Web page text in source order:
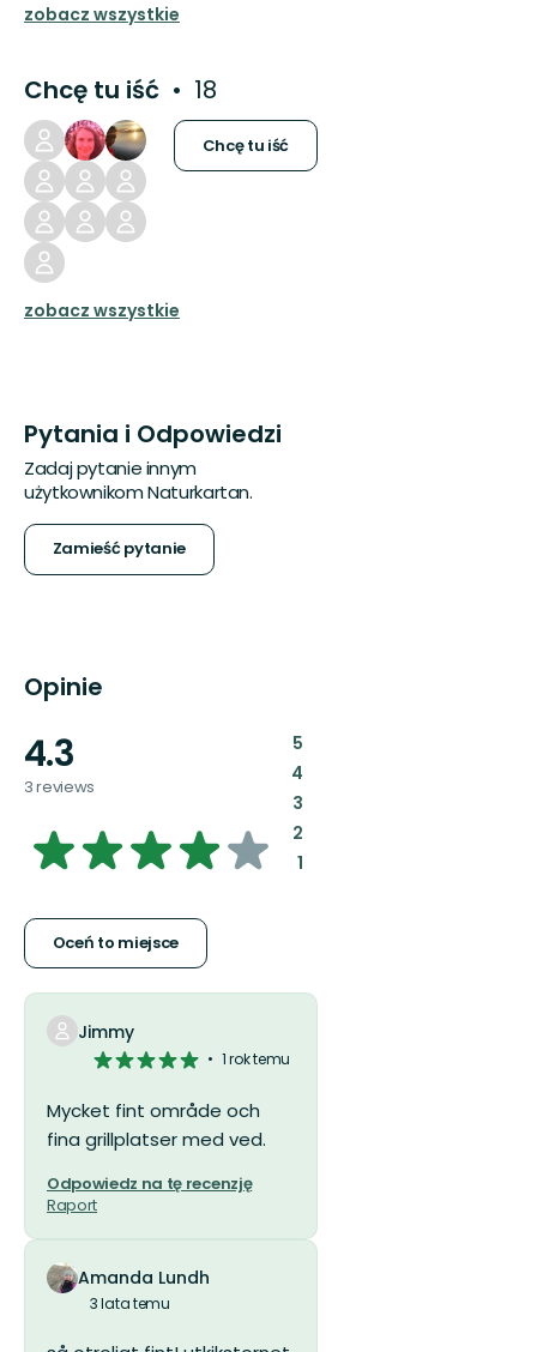
zobacz wszystkie
Chcę tu iść 18
Chcę tu iść
zobacz wszystkie
Pytania i Odpowiedzi
Zadaj pytanie innym
użytkownikom Naturkartan.
Zamieść pytanie
Opinie
4.3
3 reviews
4.2624777183600715
5
gwiazdek
Oceń to miejsce
5:
4:
3:
2:
1:
Jimmy
5
5
gwiazdek
1 rok temu
Mycket fint område och
fina grillplatser med ved.
Odpowiedz na tę recenzję
Raport
Amanda Lundh
3 lata temu